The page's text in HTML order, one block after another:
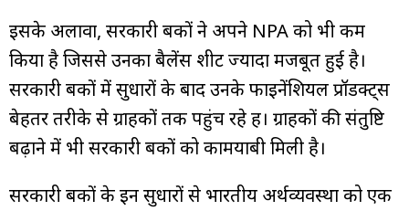
इसके अलावा, सरकारी बैंकों ने अपने NPA को भी कम
किया है जिससे उनका बैलेंस शीट ज्यादा मजबूत हुई है।
सरकारी बैंकों में सुधारों के बाद उनके फाइनेंशियल प्रॉडक्ट्स
बेहतर तरीके से ग्राहकों तक पहुंच रहे हैं। ग्राहकों की संतुष्टि
बढ़ाने में भी सरकारी बैंकों को कामयाबी मिली है।
सरकारी बैंकों के इन सुधारों से भारतीय अर्थव्यवस्था को एक